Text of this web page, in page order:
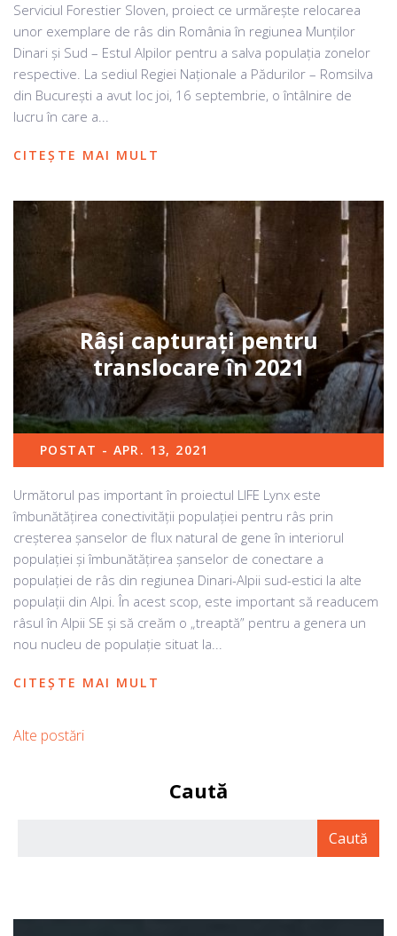
Serviciul Forestier Sloven, proiect ce urmărește relocarea
unor exemplare de râs din România în regiunea Munților
Dinari și Sud – Estul Alpilor pentru a salva populația zonelor
respective. La sediul Regiei Naționale a Pădurilor – Romsilva
din București a avut loc joi, 16 septembrie, o întâlnire de
lucru în care a...
CITEȘTE MAI MULT
Râși capturați pentru
translocare în 2021
POSTAT - APR. 13, 2021
Următorul pas important în proiectul LIFE Lynx este
îmbunătățirea conectivității populației pentru râs prin
creșterea șanselor de flux natural de gene în interiorul
populației și îmbunătățirea șanselor de conectare a
populației de râs din regiunea Dinari-Alpii sud-estici la alte
populații din Alpi. În acest scop, este important să readucem
râsul în Alpii SE și să creăm o „treaptă” pentru a genera un
nou nucleu de populație situat la...
CITEȘTE MAI MULT
Alte postări
Caută